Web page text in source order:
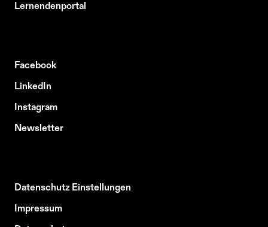
Lernendenportal
Facebook
LinkedIn
Instagram
Newsletter
Datenschutz Einstellungen
Impressum